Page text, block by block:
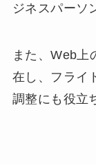
ジネスパーソ
また、Web上
在し、フライ
調整にも役立